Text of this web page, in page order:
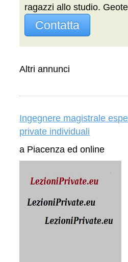
ragazzi allo studio.
Contatta
Altri annunci
Ingegnere magistrale
private individuali
a Piacenza ed online